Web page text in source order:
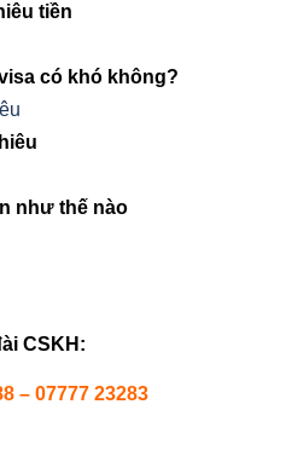
tiền
có khó không?
như thế nào
CSKH:
– 07777 23283